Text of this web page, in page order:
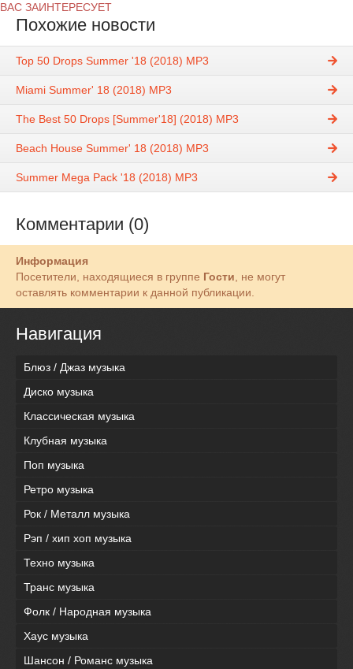
ВАС ЗАИНТЕРЕСУЕТ
Похожие новости
Top 50 Drops Summer '18 (2018) MP3
Miami Summer' 18 (2018) MP3
The Best 50 Drops [Summer'18] (2018) MP3
Beach House Summer' 18 (2018) MP3
Summer Mega Pack '18 (2018) MP3
Комментарии (0)
Информация
Посетители, находящиеся в группе Гости, не могут
оставлять комментарии к данной публикации.
Навигация
Блюз / Джаз музыка
Диско музыка
Классическая музыка
Клубная музыка
Поп музыка
Ретро музыка
Рок / Металл музыка
Рэп / хип хоп музыка
Техно музыка
Транс музыка
Фолк / Народная музыка
Хаус музыка
Шансон / Романс музыка